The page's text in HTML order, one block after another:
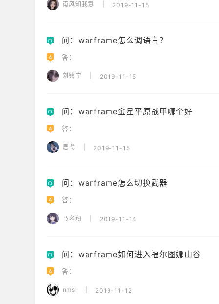
南风知我意 2019-11-15
Q 问：warframe怎么调语言？
A 答：
刘镇宁 2019-11-15
Q 问：warframe金星平原战甲哪个好
A 答：
居弋 2019-11-15
Q 问：warframe怎么切换武器
A 答：
马义翔 2019-11-14
Q 问：warframe如何进入福尔图娜山谷
A 答：
nmsl 2019-11-12